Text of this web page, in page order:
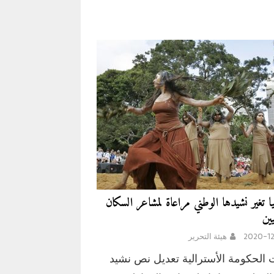
تغير نشيدها الوطني مراعاة لمشاعر السكان
2020- هيئة التحرير
الأسترالية تعديل نص نشيد